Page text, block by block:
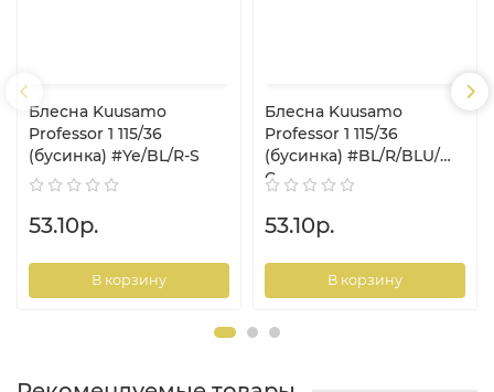
Блесна Kuusamo
Professor 1 115/36
(бусинка) #Ye/BL/R-S
53.10р.
В корзину
Блесна Kuusamo
Professor 1 115/36
(бусинка) #BL/R/BLU/W-
C
53.10р.
В корзину